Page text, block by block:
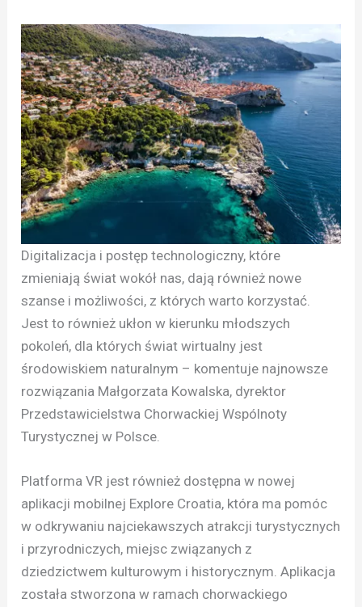
Digitalizacja i postęp technologiczny, które
zmieniają świat wokół nas, dają również nowe
szanse i możliwości, z których warto korzystać.
Jest to również ukłon w kierunku młodszych
pokoleń, dla których świat wirtualny jest
środowiskiem naturalnym – komentuje najnowsze
rozwiązania Małgorzata Kowalska, dyrektor
Przedstawicielstwa Chorwackiej Wspólnoty
Turystycznej w Polsce.
Platforma VR jest również dostępna w nowej
aplikacji mobilnej Explore Croatia, która ma pomóc
w odkrywaniu najciekawszych atrakcji turystycznych
i przyrodniczych, miejsc związanych z
dziedzictwem kulturowym i historycznym. Aplikacja
została stworzona w ramach chorwackiego